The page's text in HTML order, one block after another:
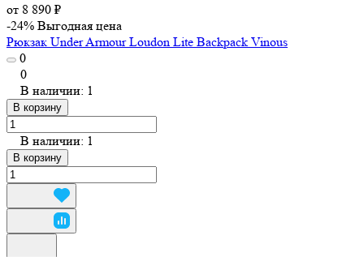
от 8 890 ₽
-24% Выгодная цена
Рюкзак Under Armour Loudon Lite Backpack Vinous
0
0
В наличии: 1
В корзину
В наличии: 1
В корзину